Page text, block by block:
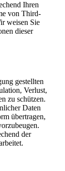
Ihren
von Third-
weisen Sie
dieser
gestellten
Verlust,
zu schützen.
Daten
übertragen,
der